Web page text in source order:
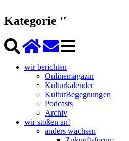
Kategorie ''
wir berichten
Onlinemagazin
Kulturkalender
KulturBegegnungen
Podcasts
Archiv
wir stoßen an!
anders wachsen